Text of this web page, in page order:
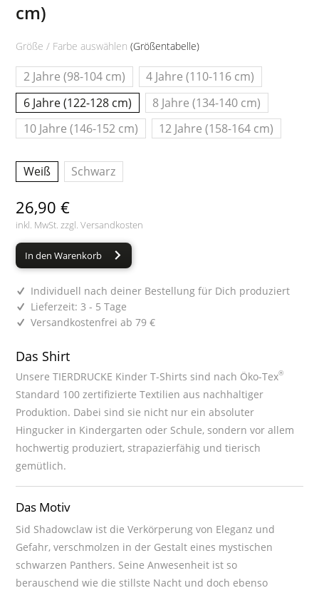
cm)
Größe / Farbe auswählen(Größentabelle)
2 Jahre (98-104 cm)
4 Jahre (110-116 cm)
6 Jahre (122-128 cm)
8 Jahre (134-140 cm)
10 Jahre (146-152 cm)
12 Jahre (158-164 cm)
Weiß Schwarz
26,90 €
inkl. MwSt. zzgl.Versandkosten
In den Warenkorb
Individuell nach deiner Bestellung für Dich produziert
Lieferzeit: 3 - 5 Tage
Versandkostenfrei ab 79 €
Das Shirt
Unsere TIERDRUCKE Kinder T-Shirts sind nach Öko-Tex®
Standard 100 zertifizierte Textilien aus nachhaltiger
Produktion. Dabei sind sie nicht nur ein absoluter
Hingucker in Kindergarten oder Schule, sondern vor allem
hochwertig produziert, strapazierfähig und tierisch
gemütlich.
Das Motiv
Sid Shadowclaw ist die Verkörperung von Eleganz und
Gefahr, verschmolzen in der Gestalt eines mystischen
schwarzen Panthers. Seine Anwesenheit ist so
berauschend wie die stillste Nacht und doch ebenso